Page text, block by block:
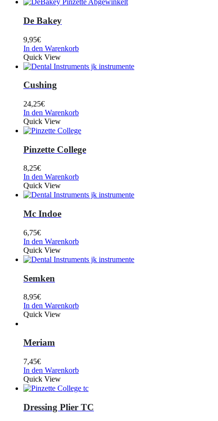
De Bakey
9,95€
In den Warenkorb
Quick View
Cushing
24,25€
In den Warenkorb
Quick View
Pinzette College
8,25€
In den Warenkorb
Quick View
Mc Indoe
6,75€
In den Warenkorb
Quick View
Semken
8,95€
In den Warenkorb
Quick View
Meriam
7,45€
In den Warenkorb
Quick View
Dressing Plier TC